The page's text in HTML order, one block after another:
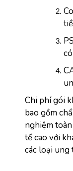
Chi phí gói
bao gồm
nghiệm
tế cao với
các loại ung